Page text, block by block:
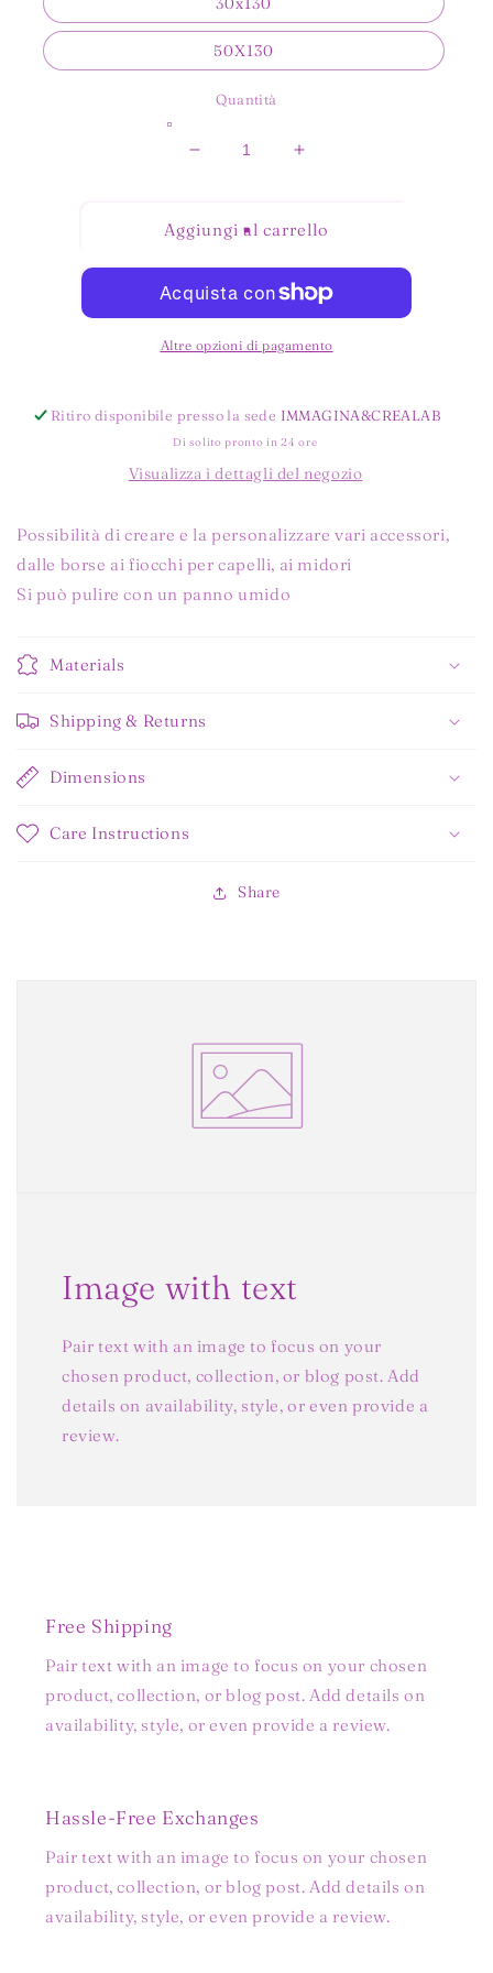
50X130
Quantità
Diminuisci
CIELO
JELLY
CARTA
DA
ZUCCHERO
Aumenta
CIELO
JELLY
CARTA
DA
ZUCCHERO
Aggiungi al carrello
Altre opzioni di pagamento
Ritiro disponibile presso la sede IMMAGINA&CREALAB
Di solito pronto in 24 ore
Visualizza i dettagli del negozio
Possibilità di creare e la personalizzare vari accessori,
dalle borse ai fiocchi per capelli, ai midori
Si può pulire con un panno umido
Materials
Shipping & Returns
Dimensions
Care Instructions
Share
Image with text
Pair text with an image to focus on your
chosen product, collection, or blog post. Add
details on availability, style, or even provide a
review.
Free Shipping
Pair text with an image to focus on your chosen
product, collection, or blog post. Add details on
availability, style, or even provide a review.
Hassle-Free Exchanges
Pair text with an image to focus on your chosen
product, collection, or blog post. Add details on
availability, style, or even provide a review.